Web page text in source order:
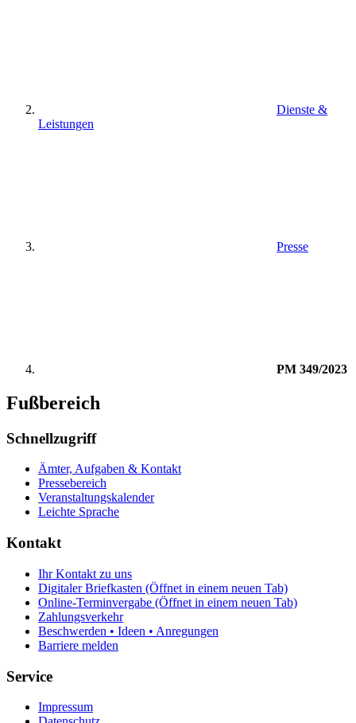
Dienste &
Leistungen
Presse
PM 349/2023
Fußbereich
Schnellzugriff
Ämter, Aufgaben & Kontakt
Pressebereich
Veranstaltungskalender
Leichte Sprache
Kontakt
Ihr Kontakt zu uns
Digitaler Briefkasten (Öffnet in einem neuen Tab)
Online-Terminvergabe (Öffnet in einem neuen Tab)
Zahlungsverkehr
Beschwerden • Ideen • Anregungen
Barriere melden
Service
Impressum